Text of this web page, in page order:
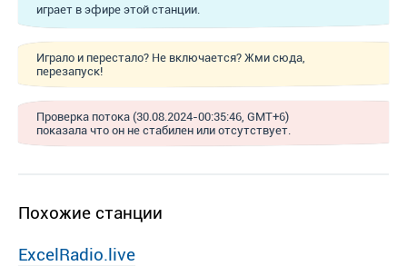
играет в эфире этой станции.
Играло и перестало? Не включается? Жми сюда,
перезапуск!
Проверка потока (30.08.2024-00:35:46, GMT+6)
показала что он не стабилен или отсутствует.
Похожие станции
ExcelRadio.live